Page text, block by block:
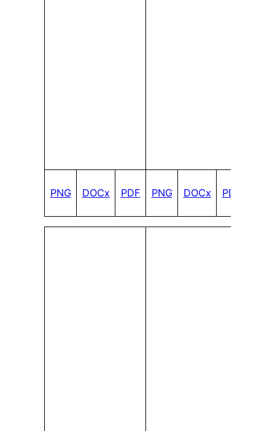
PNG DOCx PDF PNG DOCx PDF